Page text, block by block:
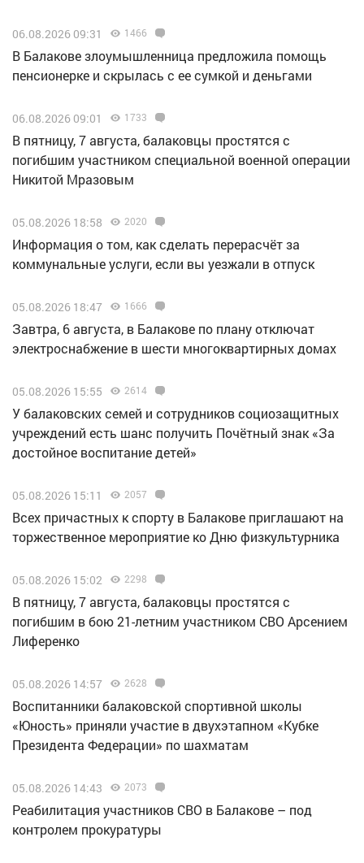
06.08.2026 09:31 1466
В Балакове злоумышленница предложила помощь
пенсионерке и скрылась с ее сумкой и деньгами
06.08.2026 09:01 1733
В пятницу, 7 августа, балаковцы простятся с
погибшим участником специальной военной операции
Никитой Мразовым
05.08.2026 18:58 2020
Информация о том, как сделать перерасчёт за
коммунальные услуги, если вы уезжали в отпуск
05.08.2026 18:47 1666
Завтра, 6 августа, в Балакове по плану отключат
электроснабжение в шести многоквартирных домах
05.08.2026 15:55 2614
У балаковских семей и сотрудников социозащитных
учреждений есть шанс получить Почётный знак «За
достойное воспитание детей»
05.08.2026 15:11 2057
Всех причастных к спорту в Балакове приглашают на
торжественное мероприятие ко Дню физкультурника
05.08.2026 15:02 2298
В пятницу, 7 августа, балаковцы простятся с
погибшим в бою 21-летним участником СВО Арсением
Лиференко
05.08.2026 14:57 2628
Воспитанники балаковской спортивной школы
«Юность» приняли участие в двухэтапном «Кубке
Президента Федерации» по шахматам
05.08.2026 14:43 2073
Реабилитация участников СВО в Балакове – под
контролем прокуратуры